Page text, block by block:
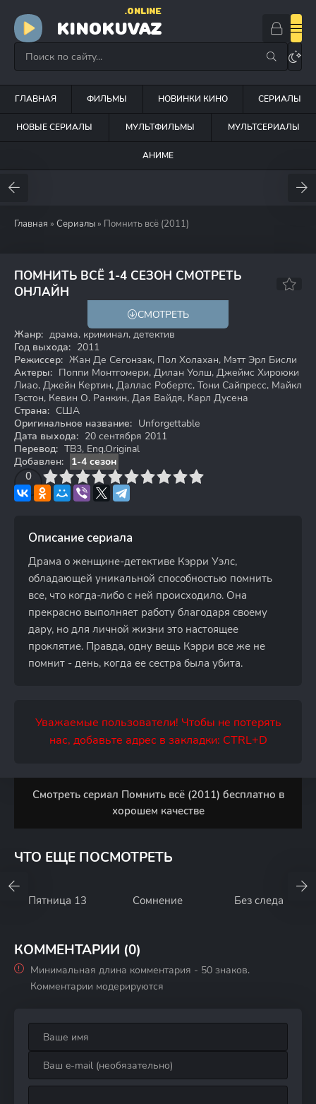
KINOKUVAZ
.ONLINE
ГЛАВНАЯ ФИЛЬМЫ НОВИНКИ КИНО СЕРИАЛЫ
НОВЫЕ СЕРИАЛЫ МУЛЬТФИЛЬМЫ МУЛЬТСЕРИАЛЫ
АНИМЕ
Главная » Сериалы » Помнить всё (2011)
ПОМНИТЬ ВСЁ 1-4 СЕЗОН СМОТРЕТЬ
ОНЛАЙН
СМОТРЕТЬ
Жанр: драма, криминал, детектив
Год выхода: 2011
Режиссер: Жан Де Сегонзак, Пол Холахан, Мэтт Эрл Бисли
Актеры: Поппи Монтгомери, Дилан Уолш, Джеймс Хироюки
Лиао, Джейн Кертин, Даллас Робертс, Тони Сайпресс, Майкл
Гэстон, Кевин О. Ранкин, Дая Вайдя, Карл Дусена
Страна: США
Оригинальное название: Unforgettable
Дата выхода: 20 сентября 2011
Перевод: ТВ3, Eng.Original
Добавлен:
1-4 сезон
0
4 6 7 8 9 10
Описание сериала
Драма о женщине-детективе Кэрри Уэлс,
обладающей уникальной способностью помнить
все, что когда-либо с ней происходило. Она
прекрасно выполняет работу благодаря своему
дару, но для личной жизни это настоящее
проклятие. Правда, одну вещь Кэрри все же не
помнит - день, когда ее сестра была убита.
Уважаемые пользователи! Чтобы не потерять
нас, добавьте адрес в закладки: CTRL+D
Смотреть сериал Помнить всё (2011) бесплатно в
хорошем качестве
ЧТО ЕЩЕ ПОСМОТРЕТЬ
Пятница 13 Сомнение Без следа
КОММЕНТАРИИ (0)
Минимальная длина комментария - 50 знаков.
Комментарии модерируются